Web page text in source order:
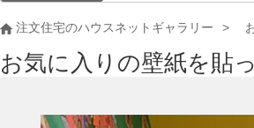
注文住宅のハウスネットギャラリー
お気に入りの壁紙を貼